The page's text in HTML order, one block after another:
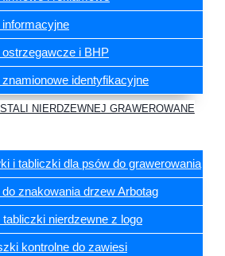
informacyjne
ostrzegawcze i BHP
znamionowe identyfikacyjne
NIERDZEWNEJ GRAWEROWANE
i tabliczki dla psów do grawerowania
znakowania drzew Arbotag
tabliczki nierdzewne z logo
kontrolne do zawiesi